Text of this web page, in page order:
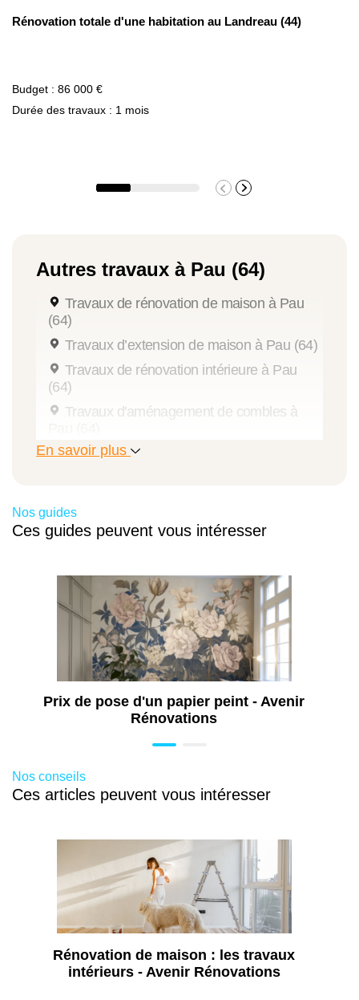
Rénovation totale d'une habitation au Landreau (44)
Budget : 86 000 €
Durée des travaux : 1 mois
Autres travaux à Pau (64)
Travaux de rénovation de maison à Pau
(64)
Travaux d’extension de maison à Pau (64)
Travaux de rénovation intérieure à Pau
(64)
Travaux d'aménagement de combles à
Travaux de couverture à Pau (64)
(64)
Travaux de rénovation de cuisine à Pau
Rénovation toiture à Pau (64)
Travaux de peinture à Pau (64)
Travaux de plomberie à Pau (64)
Travaux d'isolation à Pau (64)
Ravalement de façade à Pau (64)
Aménagement extérieur à Pau (64)
Travaux de pavage extérieur à Pau (64)
En savoir plus
Nos guides
Ces guides peuvent vous intéresser
Prix de pose d'un papier peint - Avenir
Rénovations
Nos conseils
Ces articles peuvent vous intéresser
Rénovation de maison : les travaux
intérieurs - Avenir Rénovations